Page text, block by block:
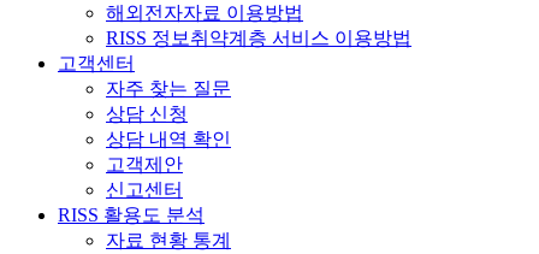
해외전자자료 이용방법
RISS 정보취약계층 서비스 이용방법
고객센터
자주 찾는 질문
상담 신청
상담 내역 확인
고객제안
신고센터
RISS 활용도 분석
자료 현황 통계